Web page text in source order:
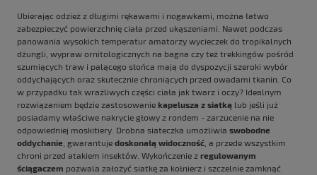
Ubierając odzież z długimi rękawami i nogawkami, można łatwo
zabezpieczyć powierzchnię ciała przed ukąszeniami. Nawet podczas
panowania wysokich temperatur amatorzy wycieczek do tropikalnych
dżungli, wypraw ornitologicznych na bagna czy też trekkingów pośród
szumiących traw i palącego słońca mają do dyspozycji szeroki wybór
oddychających oraz skutecznie chroniących przed owadami tkanin. Co
w przypadku tak wrażliwych części ciała jak twarz i oczy? Idealnym
rozwiązaniem będzie zastosowanie kapelusza z siatką lub jeśli już
posiadamy właściwe nakrycie głowy z rondem - zarzucenie na nie
odpowiedniej moskitiery. Drobna siateczka umożliwia swobodne
oddychanie , gwarantuje doskonałą widoczność , a przede wszystkim
chroni przed atakiem insektów. Wykończenie z regulowanym
ściągaczem pozwala założyć siatkę za kołnierz i szczelnie zamknąć